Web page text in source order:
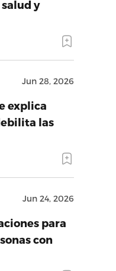
y
Jun 28, 2026
explica
las
Jun 24, 2026
para
con